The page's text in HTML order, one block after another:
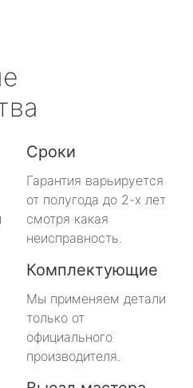
Сроки
Гарантия варьируется
от полугода до 2-х лет
смотря какая
неисправность.
Комплектующие
Мы применяем детали
только от
официального
производителя.